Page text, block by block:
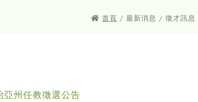
首頁 / 最新消息 / 徵才訊息
亞州任教徵選公告